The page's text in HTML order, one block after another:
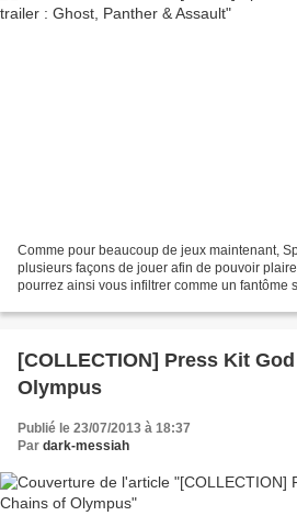
Comme pour beaucoup de jeux maintenant,
plusieurs façons de jouer afin de pouvoir
pourrez ainsi vous infiltrer comme un fantôme
[COLLECTION] Press Kit
Olympus
Publié le 23/07/2013 à 18:37
Par dark-messiah